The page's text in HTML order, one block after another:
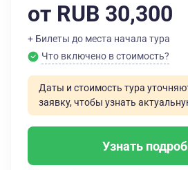
от RUB 30,300
+ Билеты до места начала тура
Что включено в стоимость?
Даты и стоимость тура
заявку, чтобы узнать
Узнать